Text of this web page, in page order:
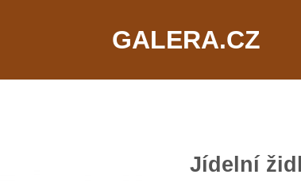
GALERA.CZ
Jídelní